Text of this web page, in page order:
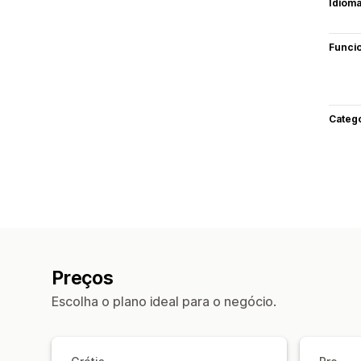
Preços
Escolha o plano ideal para o negócio.